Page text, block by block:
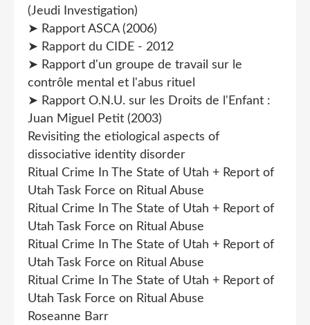
(Jeudi Investigation)
➤ Rapport ASCA (2006)
➤ Rapport du CIDE - 2012
➤ Rapport d'un groupe de travail sur le
contrôle mental et l'abus rituel
➤ Rapport O.N.U. sur les Droits de l'Enfant :
Juan Miguel Petit (2003)
Revisiting the etiological aspects of
dissociative identity disorder
Ritual Crime In The State of Utah + Report of
Utah Task Force on Ritual Abuse
Ritual Crime In The State of Utah + Report of
Utah Task Force on Ritual Abuse
Ritual Crime In The State of Utah + Report of
Utah Task Force on Ritual Abuse
Ritual Crime In The State of Utah + Report of
Utah Task Force on Ritual Abuse
Roseanne Barr